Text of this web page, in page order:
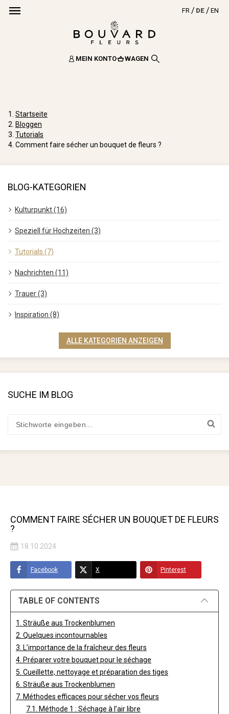
FR DE EN
MEIN KONTO WAGEN
Startseite
Bloggen
Tutorials
Comment faire sécher un bouquet de fleurs ?
BLOG-KATEGORIEN
Kulturpunkt (16)
Speziell für Hochzeiten (3)
Tutorials (7)
Nachrichten (11)
Trauer (3)
Inspiration (8)
ALLE KATEGORIEN ANZEIGEN
SUCHE IM BLOG
COMMENT FAIRE SÉCHER UN BOUQUET DE FLEURS
?
18.10.2024
Facebook X Pinterest
TABLE OF CONTENTS
1. Sträuße aus Trockenblumen
2. Quelques incontournables
3. L’importance de la fraîcheur des fleurs
4. Préparer votre bouquet pour le séchage
5. Cueillette, nettoyage et préparation des tiges
6. Sträuße aus Trockenblumen
7. Méthodes efficaces pour sécher vos fleurs
7.1. Méthode 1 : Séchage à l’air libre